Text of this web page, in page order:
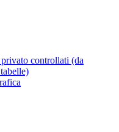
controllati (da